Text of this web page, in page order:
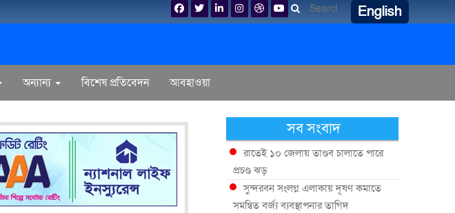
English
অন্যান্য বিশেষ প্রতিবেদন আবহাওয়া
সব সংবাদ
রাতেই ১০ জেলায় তাণ্ডব চালাতে পারে
প্রচণ্ড ঝড়
সুন্দরবন সংলগ্ন এলাকায় দূষণ কমাতে
সমন্বিত বর্জ্য ব্যবস্থাপনার তাগিদ